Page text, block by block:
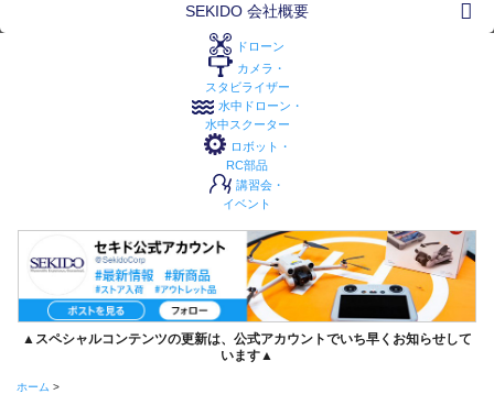
SEKIDO 会社概要
ドローン
カメラ・
スタビライザー
水中ドローン・
水中スクーター
ロボット・
RC部品
講習会・
イベント
▲スペシャルコンテンツの更新は、公式アカウントでいち早くお知らせして
います▲
ホーム >